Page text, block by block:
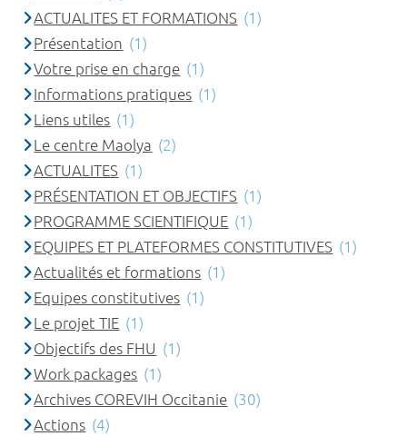
ACTUALITES ET FORMATIONS (1)
Présentation (1)
Votre prise en charge (1)
Informations pratiques (1)
Liens utiles (1)
Le centre Maolya (2)
ACTUALITES (1)
PRÉSENTATION ET OBJECTIFS (1)
PROGRAMME SCIENTIFIQUE (1)
EQUIPES ET PLATEFORMES CONSTITUTIVES (1)
Actualités et formations (1)
Equipes constitutives (1)
Le projet TIE (1)
Objectifs des FHU (1)
Work packages (1)
Archives COREVIH Occitanie (30)
Actions (4)